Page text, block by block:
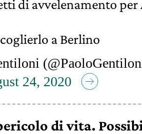
di avvelenamento per
a Berlino
24, 2020
di vita.